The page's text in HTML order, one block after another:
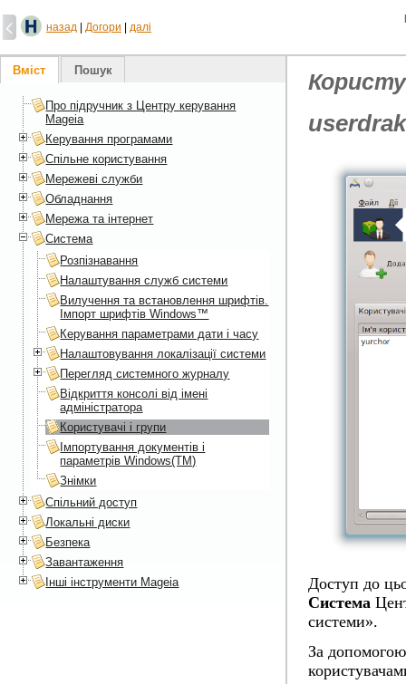
назад Догори далі
Доступ до
Система
системи».
За допомогою
Вміст Пошук
Про підручник з Центру керування
Mageia
Керування програмами
Спільне користування
Мережеві служби
Обладнання
Мережа та інтернет
Система
Розпізнавання
Налаштування служб системи
Вилучення та встановлення шрифтів.
Імпорт шрифтів Windows™
Керування параметрами дати і часу
Налаштовування локалізації системи
Перегляд системного журналу
Відкриття консолі від імені
адміністратора
Користувачі і групи
Імпортування документів і
параметрів Windows(TM)
Знімки
Спільний доступ
Локальні диски
Безпека
Завантаження
Інші інструменти Mageia